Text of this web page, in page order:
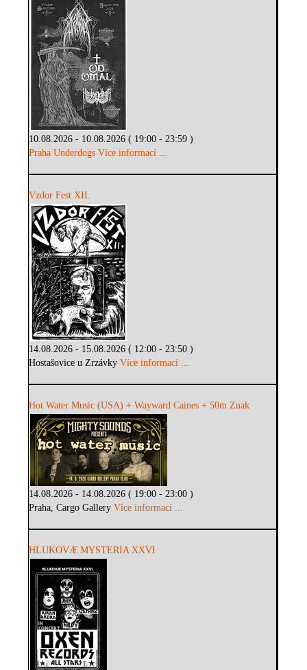
10.08.2026 - 10.08.2026 ( 19:00 - 23:59 )
Praha Underdogs Více informací ...
Vzdor Fest XII.
14.08.2026 - 15.08.2026 ( 12:00 - 23:50 )
Hostašovice u ZrzávkyVíce informací ...
Hot Water Music (USA) + Wayward Caines + 50m Znak
14.08.2026 - 14.08.2026 ( 19:00 - 23:00 )
Praha, Cargo GalleryVíce informací ...
HLUKOVÆ MYSTERIA XXVI